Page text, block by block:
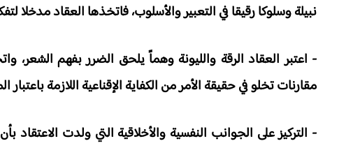
نبيلة وسلوكا رقيقا في التعبير والأسلوب، فاتخذها العقاد مدخلا
- اعتبر العقاد الرقة والليونة وهماً يلحق الضرر بفهم الشعر،
مقارنات تخلو في حقيقة الأمر من الكفاية الإقناعية اللازمة
- التركيز على الجوانب النفسية والأخلاقية التي ولدت الاعتقاد